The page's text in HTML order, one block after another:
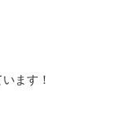
ます！